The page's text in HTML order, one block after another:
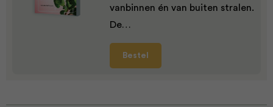
vanbinnen én van buiten stralen.
De…
Bestel